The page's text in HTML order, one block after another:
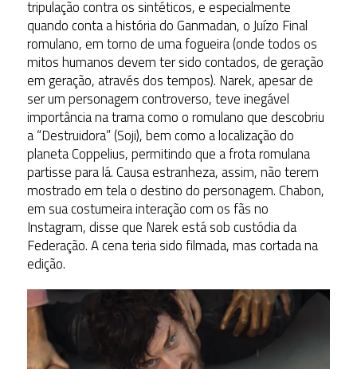
tripulação contra os sintéticos, e especialmente
quando conta a história do Ganmadan, o Juízo Final
romulano, em torno de uma fogueira (onde todos os
mitos humanos devem ter sido contados, de geração
em geração, através dos tempos). Narek, apesar de
ser um personagem controverso, teve inegável
importância na trama como o romulano que descobriu
a “Destruidora” (Soji), bem como a localização do
planeta Coppelius, permitindo que a frota romulana
partisse para lá. Causa estranheza, assim, não terem
mostrado em tela o destino do personagem. Chabon,
em sua costumeira interação com os fãs no
Instagram, disse que Narek está sob custódia da
Federação. A cena teria sido filmada, mas cortada na
edição.